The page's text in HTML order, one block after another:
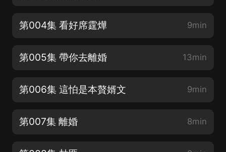
第004集 看好席霆燁 9min
第005集 帶你去離婚 13min
第006集 這怕是本贅婿文 9min
第007集 離婚 8min